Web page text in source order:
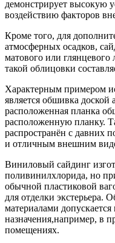
демонстрирует высокую
воздействию факторов
Кроме того, для
атмосферных осадков,
матового или глянцевого
такой облицовки
Характерным примером
является обшивка
расположенная планка
расположенную планку.
распространён с давних
и отличным внешним
Виниловый сайдинг
поливинилхлорида, но
обычной пластиковой
для отделки экстерьера.
материалами
назначения,например, в
помещениях.